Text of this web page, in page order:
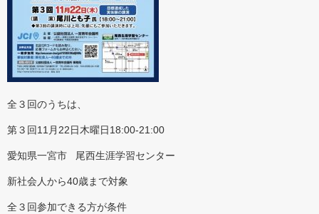
全３回のうちは、
第３回11月22日木曜日18:00-21:00
愛知県一宮市 尾西生涯学習センター
新社会人から40歳まで対象
全３回参加できる方が条件